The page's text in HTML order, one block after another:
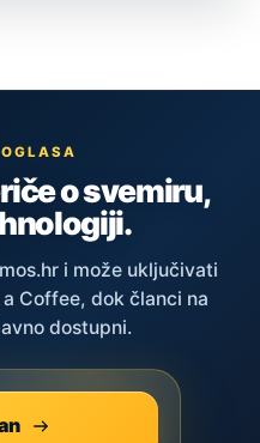
o svemiru,
i može uključivati
Coffee, dok članci na
dostupni.